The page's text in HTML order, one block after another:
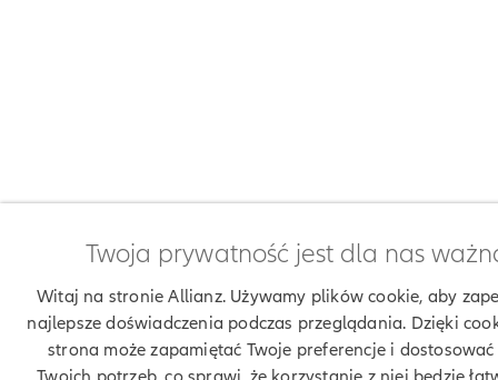
Twoja prywatność jest dla nas
Witaj na stronie Allianz. Używamy plików cookie, aby
najlepsze doświadczenia podczas przeglądania. Dzięki
strona może zapamiętać Twoje preferencje i